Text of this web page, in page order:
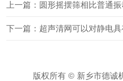
上一篇：圆形摇摆筛相比普通
版权所有 © 新乡市德诚